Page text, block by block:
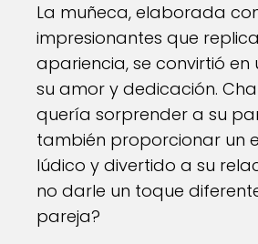
La muñeca, elaborada
impresionantes que
apariencia, se convirtió en
su amor y dedicación.
quería sorprender a su
también proporcionar un
lúdico y divertido a su
no darle un toque
pareja?